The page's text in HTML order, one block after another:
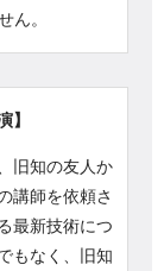
ん。
】
旧知の友人か
講師を依頼さ
最新技術につ
もなく、旧知